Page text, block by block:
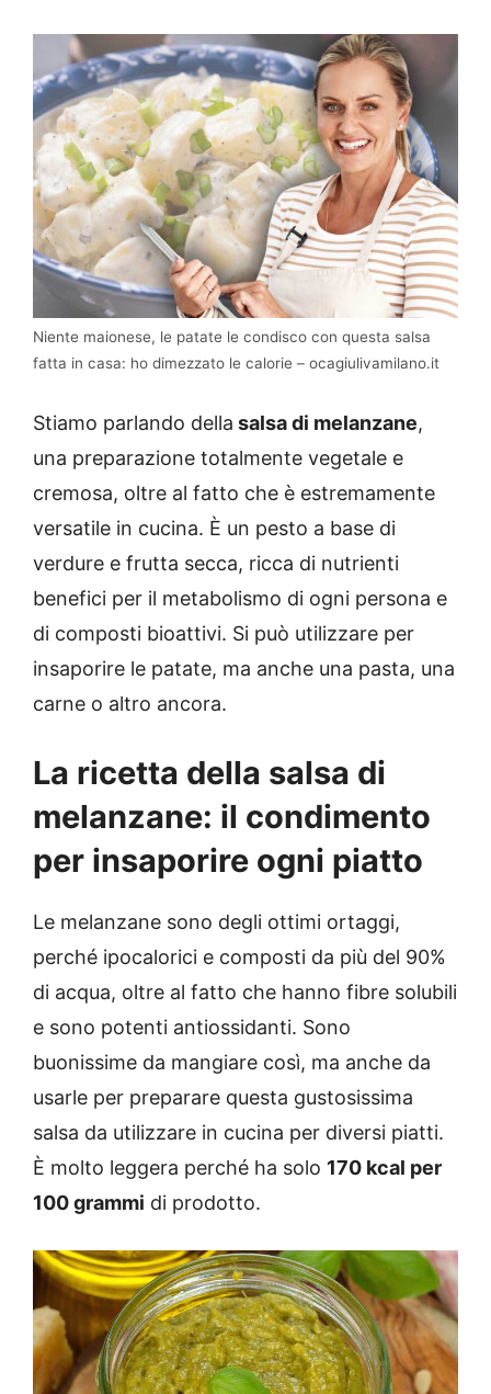
Niente maionese, le patate le condisco con questa salsa
fatta in casa: ho dimezzato le calorie – ocagiulivamilano.it
Stiamo parlando della salsa di melanzane,
una preparazione totalmente vegetale e
cremosa, oltre al fatto che è estremamente
versatile in cucina. È un pesto a base di
verdure e frutta secca, ricca di nutrienti
benefici per il metabolismo di ogni persona e
di composti bioattivi. Si può utilizzare per
insaporire le patate, ma anche una pasta, una
carne o altro ancora.
La ricetta della salsa di
melanzane: il condimento
per insaporire ogni piatto
Le melanzane sono degli ottimi ortaggi,
perché ipocalorici e composti da più del 90%
di acqua, oltre al fatto che hanno fibre solubili
e sono potenti antiossidanti. Sono
buonissime da mangiare così, ma anche da
usarle per preparare questa gustosissima
salsa da utilizzare in cucina per diversi piatti.
È molto leggera perché ha solo 170 kcal per
100 grammi di prodotto.